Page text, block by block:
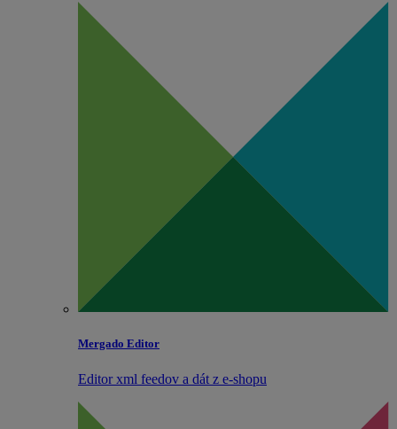
Mergado Editor
Editor xml feedov a dát z e‑shopu